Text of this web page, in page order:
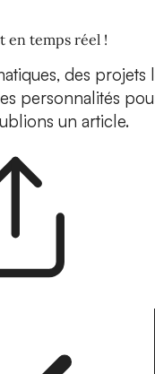
en temps réel !
des projets
personnalités
un article.